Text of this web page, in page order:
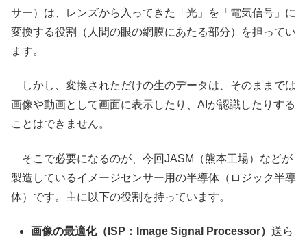
サー）は、レンズから入ってきた「光」を「電気信号」に
変換する役割（人間の眼の網膜にあたる部分）を担ってい
ます。
しかし、変換されただけの生のデータは、そのままでは
画像や動画として画面に表示したり、AIが認識したりする
ことはできません。
そこで必要になるのが、今回JASM（熊本工場）などが
製造しているイメージセンサー用の半導体（ロジック半導
体）です。主に以下の役割を持っています。
画像の最適化（ISP：Image Signal Processor）送ら